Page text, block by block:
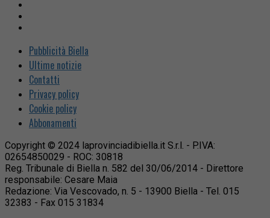
Pubblicità Biella
Ultime notizie
Contatti
Privacy policy
Cookie policy
Abbonamenti
Copyright © 2024 laprovinciadibiella.it S.r.l. - P.IVA:
02654850029 - ROC: 30818
Reg. Tribunale di Biella n. 582 del 30/06/2014 - Direttore
responsabile: Cesare Maia
Redazione: Via Vescovado, n. 5 - 13900 Biella - Tel. 015
32383 - Fax 015 31834